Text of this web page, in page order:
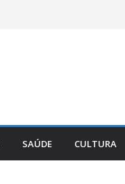
SAÚDE CULTURA